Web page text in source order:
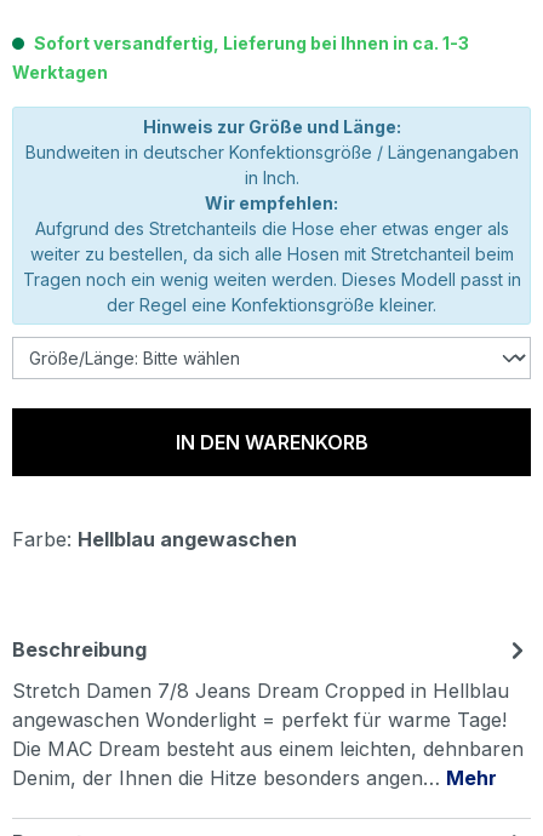
Sofort versandfertig, Lieferung bei Ihnen in ca. 1-3
Werktagen
Hinweis zur Größe und Länge:
Bundweiten in deutscher Konfektionsgröße / Längenangaben
in Inch.
Wir empfehlen:
Aufgrund des Stretchanteils die Hose eher etwas enger als
weiter zu bestellen, da sich alle Hosen mit Stretchanteil beim
Tragen noch ein wenig weiten werden. Dieses Modell passt in
der Regel eine Konfektionsgröße kleiner.
IN DEN WARENKORB
Farbe: Hellblau angewaschen
Beschreibung
Stretch Damen 7/8 Jeans Dream Cropped in Hellblau
angewaschen Wonderlight = perfekt für warme Tage!
Die MAC Dream besteht aus einem leichten, dehnbaren
Denim, der Ihnen die Hitze besonders angen… Mehr